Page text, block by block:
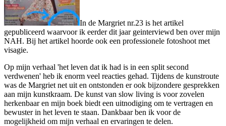
In de Margriet nr.23 is het artikel
gepubliceerd waarvoor ik eerder dit jaar geinterviewd ben over mijn
NAH. Bij het artikel hoorde ook een professionele fotoshoot met
visagie.
Op mijn verhaal 'het leven dat ik had is in een split second
verdwenen' heb ik enorm veel reacties gehad. Tijdens de kunstroute
was de Margriet net uit en ontstonden er ook bijzondere gesprekken
aan mijn kunstkraam. De kunst van slow living is voor zovelen
herkenbaar en mijn boek biedt een uitnodiging om te vertragen en
bewuster in het leven te staan. Dankbaar ben ik voor de
mogelijkheid om mijn verhaal en ervaringen te delen.